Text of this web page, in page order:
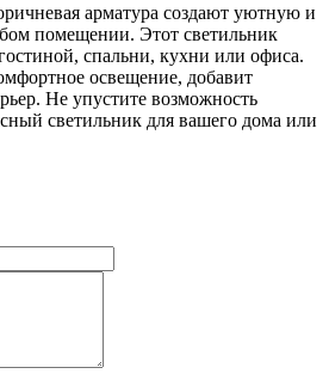
арматура создают уютную и
помещении. Этот светильник
спальни, кухни или офиса.
освещение, добавит
Не упустите возможность
светильник для вашего дома или